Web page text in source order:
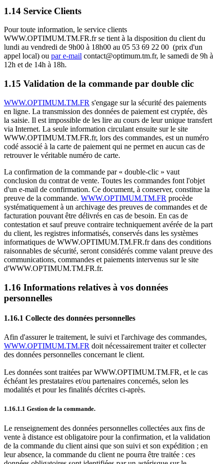
1.14 Service Clients
Pour toute information, le service clients
WWW.OPTIMUM.TM.FR.fr se tient à la disposition du client du
lundi au vendredi de 9h00 à 18h00 au 05 53 69 22 00 (prix d'un
appel local) ou par e-mail contact@optimum.tm.fr, le samedi de 9h à
12h et de 14h à 18h.
1.15 Validation de la commande par double clic
WWW.OPTIMUM.TM.FR s'engage sur la sécurité des paiements
en ligne. La transmission des données de paiement est cryptée, dès
la saisie. Il est impossible de les lire au cours de leur unique transfert
via Internet. La seule information circulant ensuite sur le site
WWW.OPTIMUM.TM.FR.fr, lors des commandes, est un numéro
codé associé à la carte de paiement qui ne permet en aucun cas de
retrouver le véritable numéro de carte.
La confirmation de la commande par « double-clic » vaut
conclusion du contrat de vente. Toutes les commandes font l'objet
d'un e-mail de confirmation. Ce document, à conserver, constitue la
preuve de la commande. WWW.OPTIMUM.TM.FR procède
systématiquement à un archivage des preuves de commandes et de
facturation pouvant être délivrés en cas de besoin. En cas de
contestation et sauf preuve contraire techniquement avérée de la part
du client, les registres informatisés, conservés dans les systèmes
informatiques de WWW.OPTIMUM.TM.FR.fr dans des conditions
raisonnables de sécurité, seront considérés comme valant preuve des
communications, commandes et paiements intervenus sur le site
d'WWW.OPTIMUM.TM.FR.fr.
1.16 Informations relatives à vos données
personnelles
1.16.1 Collecte des données personnelles
Afin d'assurer le traitement, le suivi et l'archivage des commandes,
WWW.OPTIMUM.TM.FR doit nécessairement traiter et collecter
des données personnelles concernant le client.
Les données sont traitées par WWW.OPTIMUM.TM.FR, et le cas
échéant les prestataires et/ou partenaires concernés, selon les
modalités et pour les finalités décrites ci-après.
1.16.1.1 Gestion de la commande.
Le renseignement des données personnelles collectées aux fins de
vente à distance est obligatoire pour la confirmation, et la validation
de la commande du client ainsi que son suivi et son expédition ; en
leur absence, la commande du client ne pourra être traitée : ces